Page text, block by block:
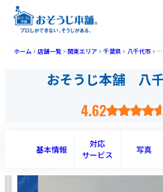
ホーム 店舗一覧 関東エリア 千葉県 八千代市
おそうじ本舗 八
4.62
基本情報
対応
サービス
写真